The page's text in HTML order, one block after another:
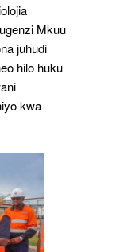
Mkuu
juhudi
hilo huku
kwa